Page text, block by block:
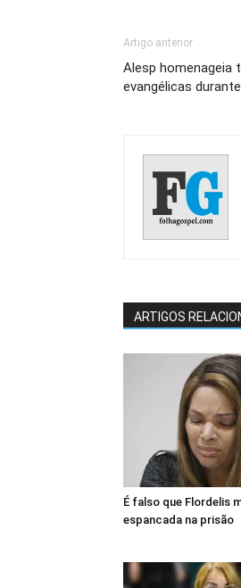
Artigo anterior
Alesp homenageia
evangélicas
ARTIGOS
É falso que Flordelis
espancada na prisão